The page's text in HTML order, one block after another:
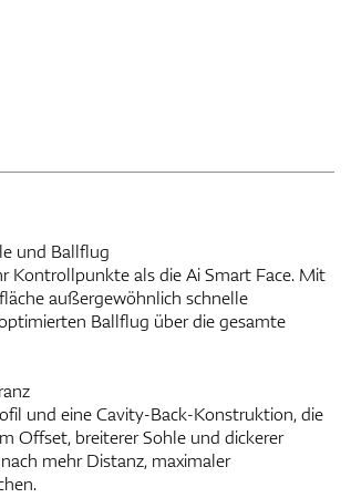
und Ballflug
Kontrollpunkte als die Ai Smart Face. Mit
außergewöhnlich schnelle
Ballflug über die gesamte
und eine Cavity-Back-Konstruktion, die
Offset, breiterer Sohle und dickerer
mehr Distanz, maximaler